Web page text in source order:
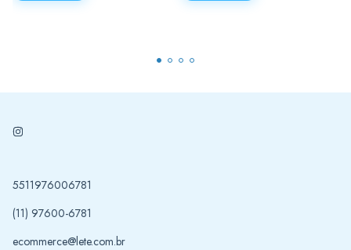
5511976006781
(11) 97600-6781
ecommerce@lete.com.br